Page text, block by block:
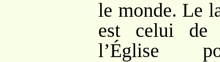
le monde. Le
est celui de
l’Église